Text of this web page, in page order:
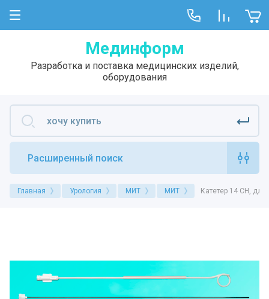
Мединформ
Разработка и поставка медицинских изделий,
оборудования
Расширенный поиск
Главная Урология МИТ МИТ Катетер 14 CH,